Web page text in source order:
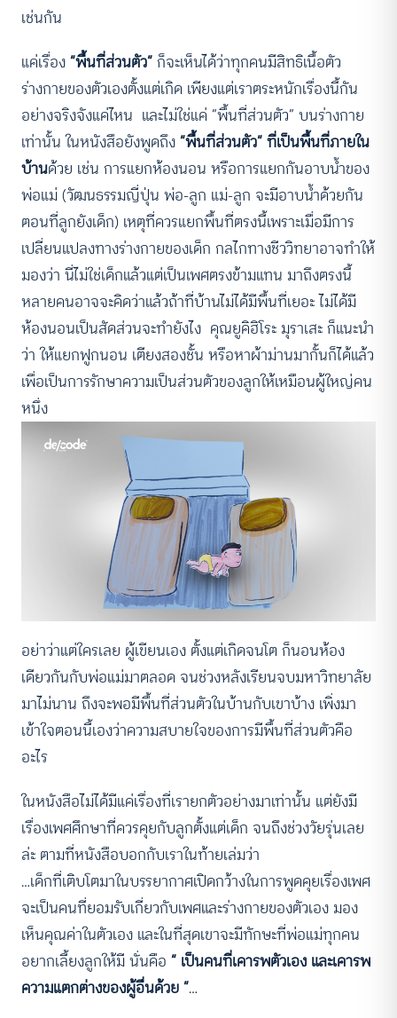
เช่นกัน
แค่เรื่อง“พื้นที่ส่วนตัว”ก็จะเห็นได้ว่าทุกคนมีสิทธิเนื้อตัว
ร่างกายของตัวเองตั้งแต่เกิด เพียงแต่เราตระหนักเรื่องนี้กัน
อย่างจริงจังแค่ไหน และไม่ใช่แค่ “พื้นที่ส่วนตัว” บนร่างกาย
เท่านั้น ในหนังสือยังพูดถึง“พื้นที่ส่วนตัว” ที่เป็นพื้นที่ภายใน
บ้านด้วย เช่น การแยกห้องนอน หรือการแยกกันอาบน้ำของ
พ่อแม่ (วัฒนธรรมญี่ปุ่น พ่อ-ลูก แม่-ลูก จะมีอาบน้ำด้วยกัน
ตอนที่ลูกยังเด็ก) เหตุที่ควรแยกพื้นที่ตรงนี้เพราะเมื่อมีการ
เปลี่ยนแปลงทางร่างกายของเด็ก กลไกทางชีววิทยาอาจทำให้
มองว่า นี่ไม่ใช่เด็กแล้วแต่เป็นเพศตรงข้ามแทน มาถึงตรงนี้
หลายคนอาจจะคิดว่าแล้วถ้าที่บ้านไม่ได้มีพื้นที่เยอะ ไม่ได้มี
ห้องนอนเป็นสัดส่วนจะทำยังไง คุณยูคิฮิโระ มุราเสะ ก็แนะนำ
ว่า ให้แยกฟูกนอน เตียงสองชั้น หรือหาผ้าม่านมากั้นก็ได้แล้ว
เพื่อเป็นการรักษาความเป็นส่วนตัวของลูกให้เหมือนผู้ใหญ่คน
หนึ่ง
อย่าว่าแต่ใครเลย ผู้เขียนเอง ตั้งแต่เกิดจนโต ก็นอนห้อง
เดียวกันกับพ่อแม่มาตลอด จนช่วงหลังเรียนจบมหาวิทยาลัย
มาไม่นาน ถึงจะพอมีพื้นที่ส่วนตัวในบ้านกับเขาบ้าง เพิ่งมา
เข้าใจตอนนี้เองว่าความสบายใจของการมีพื้นที่ส่วนตัวคือ
อะไร
ในหนังสือไม่ได้มีแค่เรื่องที่เรายกตัวอย่างมาเท่านั้น แต่ยังมี
เรื่องเพศศึกษาที่ควรคุยกับลูกตั้งแต่เด็ก จนถึงช่วงวัยรุ่นเลย
ล่ะ ตามที่หนังสือบอกกับเราในท้ายเล่มว่า
…เด็กที่เติบโตมาในบรรยากาศเปิดกว้างในการพูดคุยเรื่องเพศ
จะเป็นคนที่ยอมรับเกี่ยวกับเพศและร่างกายของตัวเอง มอง
เห็นคุณค่าในตัวเอง และในที่สุดเขาจะมีทักษะที่พ่อแม่ทุกคน
อยากเลี้ยงลูกให้มี นั่นคือ “ เป็นคนที่เคารพตัวเอง และเคารพ
ความแตกต่างของผู้อื่นด้วย ”…